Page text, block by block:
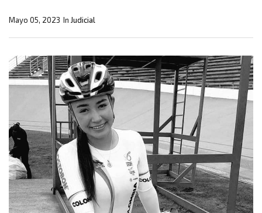
In Judicial
Mayo 05, 2023